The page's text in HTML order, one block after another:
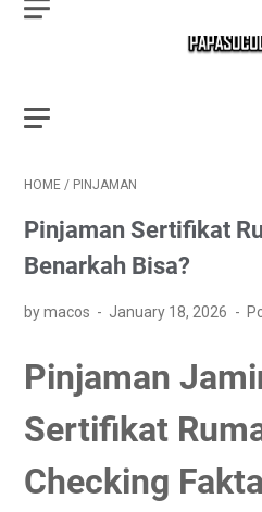
HOME / PINJAMAN
Pinjaman Sertifikat
Benarkah Bisa?
by macos January 18, 2026
Pinjaman
Sertifikat
Checking